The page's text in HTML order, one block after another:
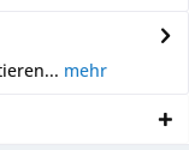
mehr